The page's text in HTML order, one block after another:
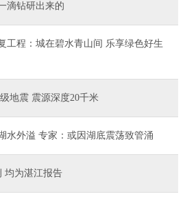
滴钻研出来的
工程：城在碧水青山间 乐享绿色好生
地震 震源深度20千米
水外溢 专家：或因湖底震荡致管涌
均为湛江报告